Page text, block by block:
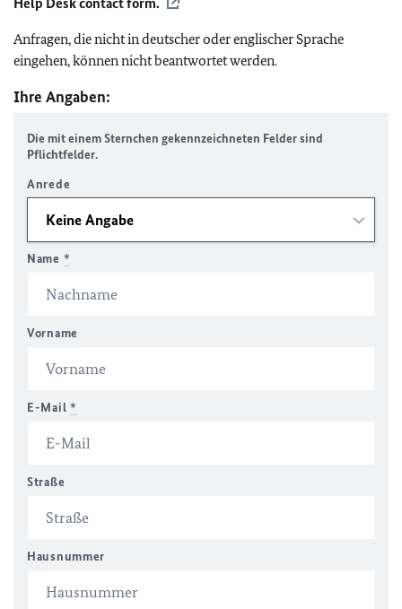
Anfragen, die nicht in deutscher oder englischer Sprache
eingehen, können nicht beantwortet werden.
Ihre Angaben:
Die mit einem Sternchen gekennzeichneten Felder sind
Pflichtfelder.
Anrede
Name *
Vorname
E-Mail *
Straße
Hausnummer